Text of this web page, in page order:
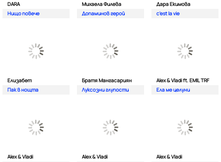
DARA
Нищо повече
Михаела Филева
Допаминов герой
Дара Екимова
c'est la vie
Елизабет
Пак в нощта
Братя Мангасариян
Луксозни глупости
Alex & Vladi ft. EMIL TRF
Ела ме целуни
Alex & Vladi
Alex & Vladi
Alex & Vladi